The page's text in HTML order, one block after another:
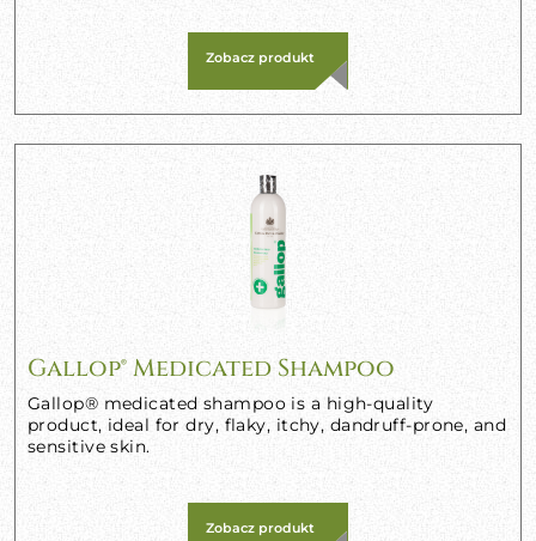
Zobacz produkt
Gallop® Medicated Shampoo
Gallop® medicated shampoo is a high-quality
product, ideal for dry, flaky, itchy, dandruff-prone, and
sensitive skin.
Zobacz produkt